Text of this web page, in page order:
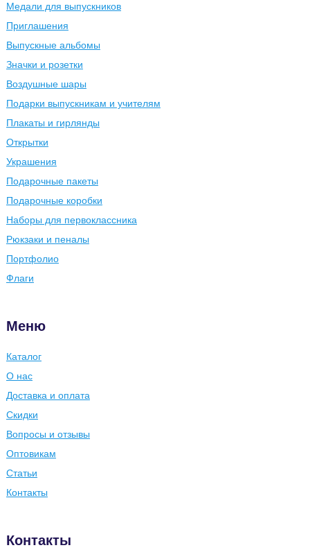
Медали для выпускников
Приглашения
Выпускные альбомы
Значки и розетки
Воздушные шары
Подарки выпускникам и учителям
Плакаты и гирлянды
Открытки
Украшения
Подарочные пакеты
Подарочные коробки
Наборы для первоклассника
Рюкзаки и пеналы
Портфолио
Флаги
Меню
Каталог
О нас
Доставка и оплата
Скидки
Вопросы и отзывы
Оптовикам
Статьи
Контакты
Контакты